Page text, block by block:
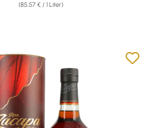
(85,57 € / 1 Liter)